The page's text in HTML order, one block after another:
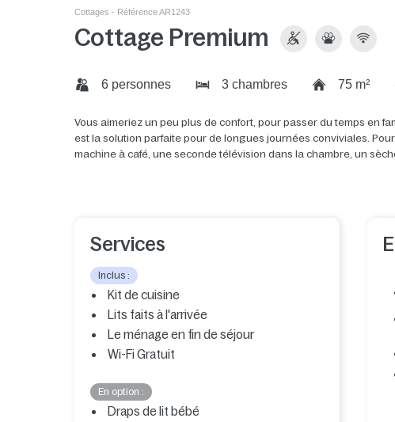
Cottages - Référence AR1243
Cottage Premium
6 personnes 3 chambres 75 m²
Vous aimeriez un peu plus de confort, pour passer du temps en
est la solution parfaite pour de longues journées conviviales.
machine à café, une seconde télévision dans la chambre, un
Services
Inclus :
Kit de cuisine
Lits faits à l'arrivée
Le ménage en fin de séjour
Wi-Fi Gratuit
En option :
Draps de lit bébé